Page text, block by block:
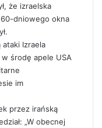
że izraelska
60-dniowego okna
Izraela
środę apele USA
im
przez irańską
„W obecnej